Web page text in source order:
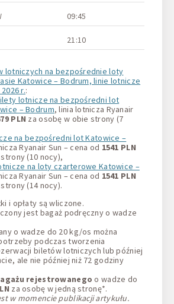
09:45
21:10
lotniczych na bezpośrednie loty
Katowice – Bodrum, linie lotnicze
r.:
lotnicze na bezpośredni lot
– Bodrum, linia lotnicza Ryanair
PLN za osobę w obie strony (7
na bezpośredni lot Katowice –
Ryanair Sun – cena od 1541 PLN
(10 nocy),
na loty czarterowe Katowice –
Ryanair Sun – cena od 1541 PLN
(14 nocy).
i opłaty są wliczone.
jest bagaż podręczny o wadze
o wadze do 20 kg/os można
podczas tworzenia
biletów lotniczych lub później
ale nie później niż 72 godziny
rejestrowanego o wadze do
za osobę w jedną stronę*.
w momencie publikacji artykułu.